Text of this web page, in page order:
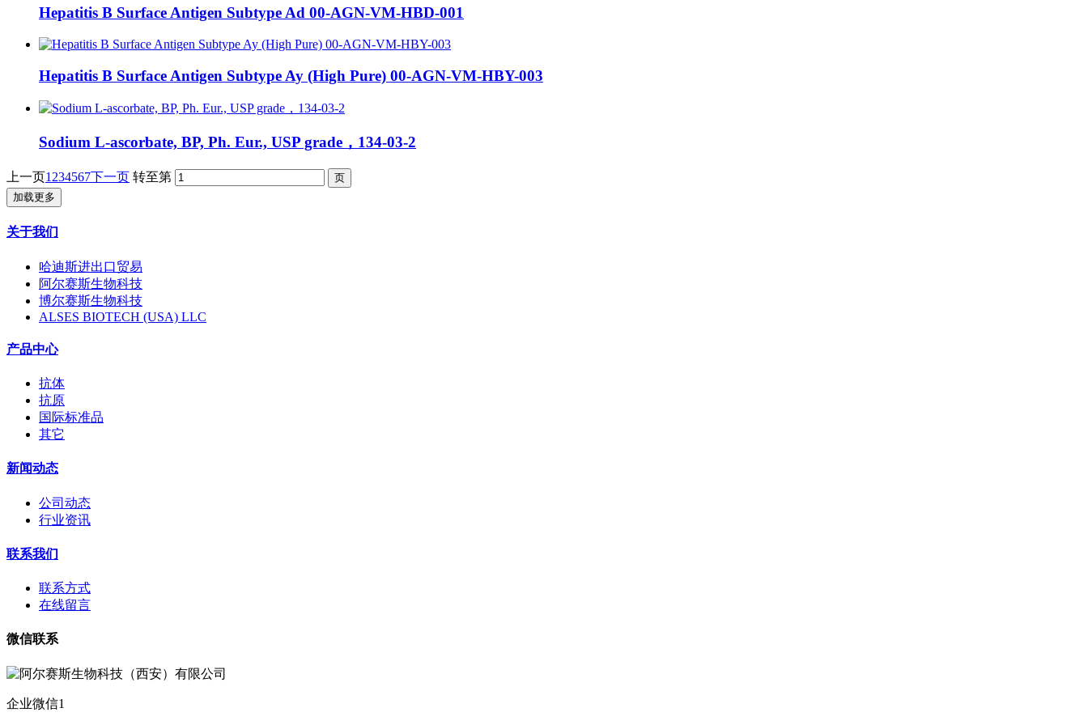
Hepatitis B Surface Antigen Subtype Ad 00-AGN-VM-HBD-001
Hepatitis B Surface Antigen Subtype Ay (High Pure) 00-AGN-VM-HBY-003
Sodium L-ascorbate, BP, Ph. Eur., USP grade，134-03-2
上一页1 234567下一页 转至第
加载更多
关于我们
哈迪斯进出口贸易
阿尔赛斯生物科技
博尔赛斯生物科技
ALSES BIOTECH (USA) LLC
产品中心
抗体
抗原
国际标准品
其它
新闻动态
公司动态
行业资讯
联系我们
联系方式
在线留言
微信联系
企业微信1